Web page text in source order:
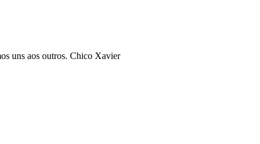
uns aos outros. Chico Xavier